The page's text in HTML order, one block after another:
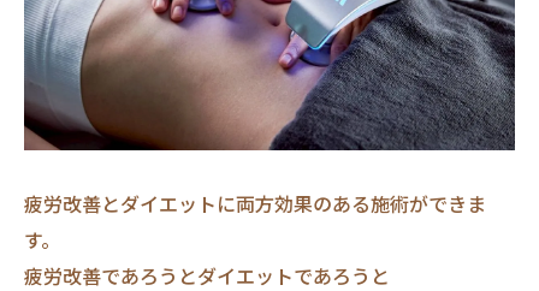
疲労改善とダイエットに両方効果のある施術ができま
す。
疲労改善であろうとダイエットであろうと